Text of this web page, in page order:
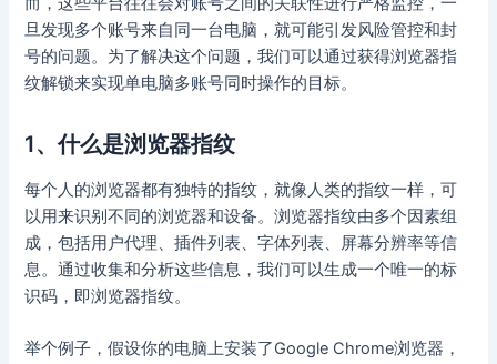
旦发现多个账号来自同一台电脑，就可能引发风险管控和封
号的问题。为了解决这个问题，我们可以通过获得浏览器指
纹解锁来实现单电脑多账号同时操作的目标。
1、什么是浏览器指纹
每个人的浏览器都有独特的指纹，就像人类的指纹一样，可
以用来识别不同的浏览器和设备。浏览器指纹由多个因素组
成，包括用户代理、插件列表、字体列表、屏幕分辨率等信
息。通过收集和分析这些信息，我们可以生成一个唯一的标
识码，即浏览器指纹。
举个例子，假设你的电脑上安装了Google Chrome浏览器，